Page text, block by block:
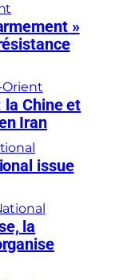
»
la Chine et
Iran
issue
la